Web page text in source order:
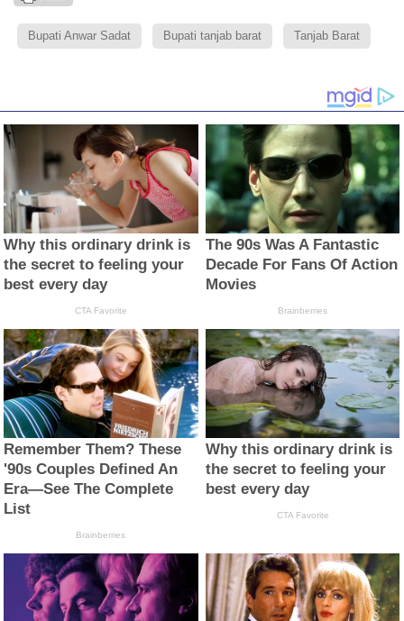
Bupati Anwar Sadat Bupati tanjab barat Tanjab Barat